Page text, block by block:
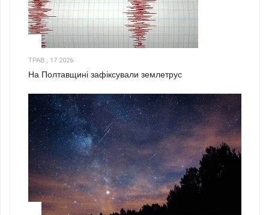
ТРАВ., 17 2026
На Полтавщині зафіксували землетрус